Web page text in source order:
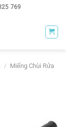
769
/ Miếng Chùi Rửa